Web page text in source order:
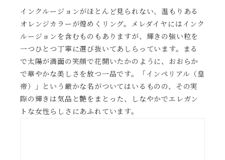
インクルージョンがほとんど見られない、温もりある
オレンジカラーが煌めくリング。メレダイヤにはインク
ルージョンを含むものもありますが、輝きの強い粒を
一つひとつ丁寧に選び抜いてあしらっています。まる
で太陽が満面の笑顔で花開いたかのように、おおらか
で華やかな美しさを放つ一品です。「インペリアル（皇
帝）」という厳かな名がついてはいるものの、その実
際の輝きは気品と艶をまとった、しなやかでエレガン
トな女性らしさにあふれています。